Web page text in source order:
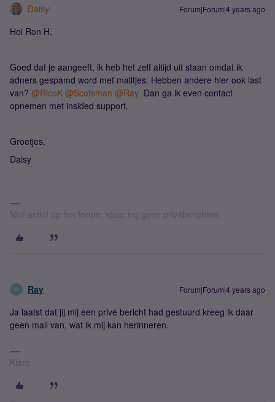
Daisy Forum|Forum|4 years ago
Hoi Ron H,
Goed dat je aangeeft, ik heb het zelf altijd uit staan omdat ik
adners gespamd word met mailtjes. Hebben andere hier ook last
van? @RicoK @Scotsman @Ray Dan ga ik even contact
opnemen met insided support.
Groetjes,
Daisy
Niet actief op het forum, stuur mij geen privéberichten
R Ray Forum|Forum|4 years ago
Ja laatst dat jij mij een privé bericht had gestuurd kreeg ik daar
geen mail van, wat ik mij kan herinneren.
Klant